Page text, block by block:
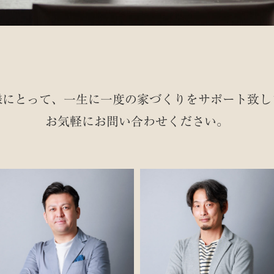
とって、一生に一度の家づくりを サポート致
お気軽にお問い合わせください。